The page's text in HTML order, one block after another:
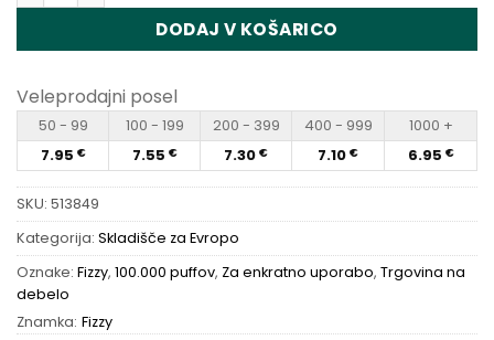
DODAJ V KOŠARICO
Veleprodajni posel
50 - 99 100 - 199 200 - 399 400 - 999
1000 +
7.95 € 7.55 € 7.30 € 7.10 € 6.95 €
SKU: 513849
Kategorija: Skladišče za Evropo
Oznake: Fizzy, 100.000 puffov, Za enkratno uporabo, Trgovina na
debelo
Znamka: Fizzy